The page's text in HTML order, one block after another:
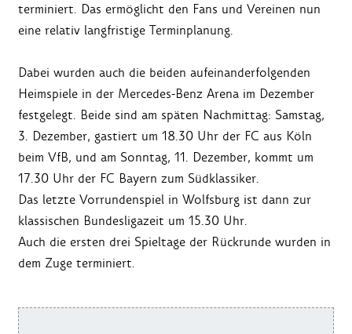
terminiert. Das ermöglicht den Fans und Vereinen nun
eine relativ langfristige Terminplanung.
Dabei wurden auch die beiden aufeinanderfolgenden
Heimspiele in der Mercedes-Benz Arena im Dezember
festgelegt. Beide sind am späten Nachmittag: Samstag,
3. Dezember, gastiert um 18.30 Uhr der FC aus Köln
beim VfB, und am Sonntag, 11. Dezember, kommt um
17.30 Uhr der FC Bayern zum Südklassiker.
Das letzte Vorrundenspiel in Wolfsburg ist dann zur
klassischen Bundesligazeit um 15.30 Uhr.
Auch die ersten drei Spieltage der Rückrunde wurden in
dem Zuge terminiert.